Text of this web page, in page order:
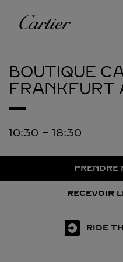
Cartier
BOUTIQUE
FRANKFURT
10:30 - 18:30
PRENDRE
RECEVOIR
RIDE